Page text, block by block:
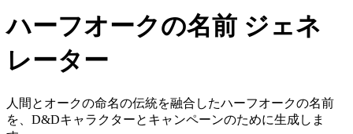
ハーフオークの名前 ジェネ
レーター
人間とオークの命名の伝統を融合したハーフオークの名前
を、D&Dキャラクターとキャンペーンのために生成しま